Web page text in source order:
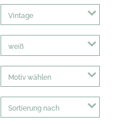
Vintage
weiß
Motiv wählen
Sortierung nach